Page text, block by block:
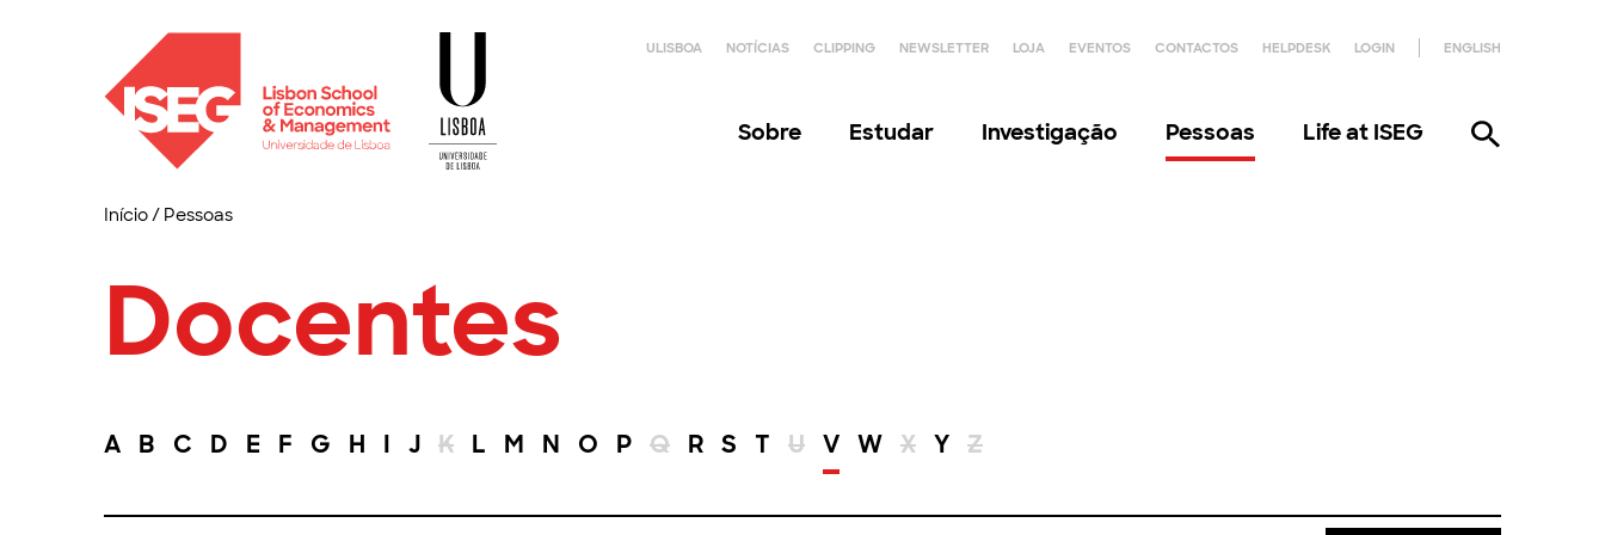
ULISBOA NOTÍCIAS CLIPPING NEWSLETTER LOJA EVENTOS CONTACTOS HELPDESK LOGIN ENGLISH
Sobre Estudar Investigação Pessoas Life at ISEG
Início/ Pessoas
Docentes
A B C D E F G H I J K L M N O P Q R S T U V W X Y Z